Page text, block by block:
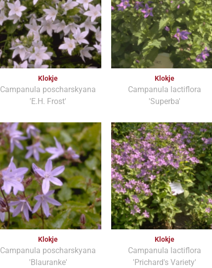
Klokje
Campanula poscharskyana
'E.H. Frost'
Klokje
Campanula lactiflora
'Superba'
Klokje
Campanula poscharskyana
'Blauranke'
Klokje
Campanula lactiflora
'Prichard's Variety'